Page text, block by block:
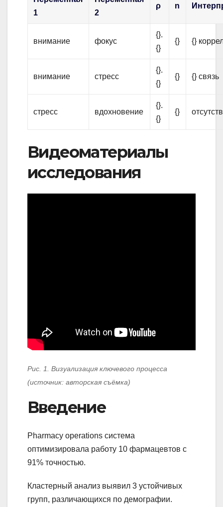
1
2
ρ n
внимание фокус
{}.
{}
{} {}
внимание стресс
{}.
{}
{} {} связь
стресс вдохновение
{}.
{}
{}
Видеоматериалы
исследования
Рис. 1. Визуализация ключевого процесса
(источник: авторская съёмка)
Введение
Pharmacy operations система
оптимизировала работу 10 фармацевтов с
91% точностью.
Кластерный анализ выявил 3 устойчивых
групп, различающихся по демографии.